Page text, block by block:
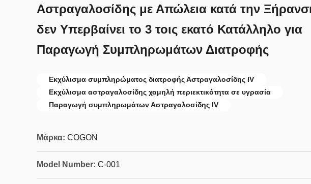
Αστραγαλοσίδης με Απώλεια κατά την
δεν Υπερβαίνει το 3 τοις εκατό Κατάλληλο για
Παραγωγή Συμπληρωμάτων Διατροφής
Εκχύλισμα συμπληρώματος διατροφής Αστραγαλοσίδης IV
Εκχύλισμα αστραγαλοσίδης χαμηλή περιεκτικότητα σε υγρασία
Παραγωγή συμπληρωμάτων Αστραγαλοσίδης IV
Μάρκα: COGON
Model Number: C-001